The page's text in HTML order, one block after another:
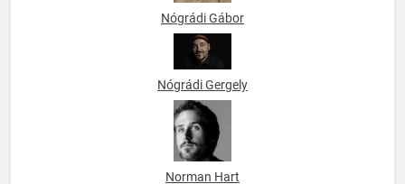
Nógrádi Gábor
Nógrádi Gergely